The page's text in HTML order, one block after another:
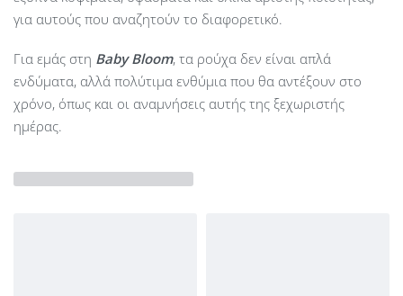
για αυτούς που αναζητούν το διαφορετικό.
Για εμάς στη Baby Bloom, τα ρούχα δεν είναι απλά
ενδύματα, αλλά πολύτιμα ενθύμια που θα αντέξουν στο
χρόνο, όπως και οι αναμνήσεις αυτής της ξεχωριστής
ημέρας.